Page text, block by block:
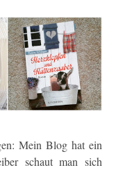
Mein Blog hat ein
schaut man sich